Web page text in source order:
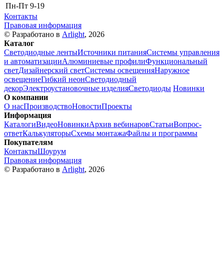
Пн-Пт 9-19
Контакты
Правовая информация
© Разработано в Arlight, 2026
Каталог
Светодиодные лентыИсточники питанияСистемы управления
и автоматизацииАлюминиевые профилиФункциональный
светДизайнерский светСистемы освещенияНаружное
освещениеГибкий неонСветодиодный
декорЭлектроустановочные изделияСветодиоды Новинки
О компании
О насПроизводствоНовостиПроекты
Информация
КаталогиВидеоНовинкиАрхив вебинаровСтатьиВопрос-
ответКалькуляторыСхемы монтажаФайлы и программы
Покупателям
КонтактыШоурум
Правовая информация
© Разработано в Arlight, 2026